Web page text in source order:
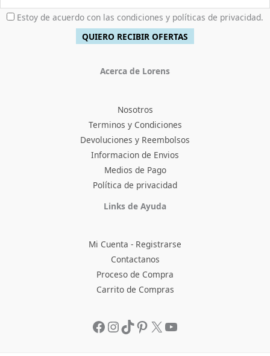
Estoy de acuerdo con las condiciones y políticas de privacidad.
Acerca de Lorens
Nosotros
Terminos y Condiciones
Devoluciones y Reembolsos
Informacion de Envios
Medios de Pago
Política de privacidad
Links de Ayuda
Mi Cuenta - Registrarse
Contactanos
Proceso de Compra
Carrito de Compras
Facebook
Instagram
TikTokPinterest